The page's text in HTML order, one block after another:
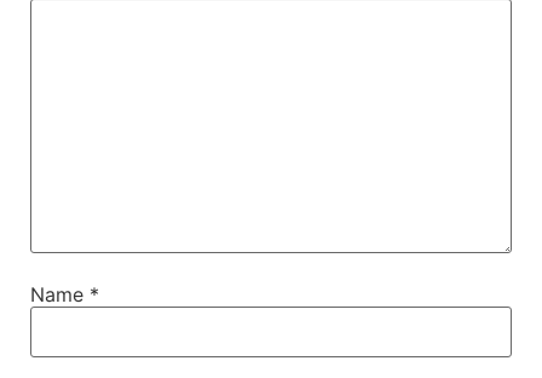
Name *